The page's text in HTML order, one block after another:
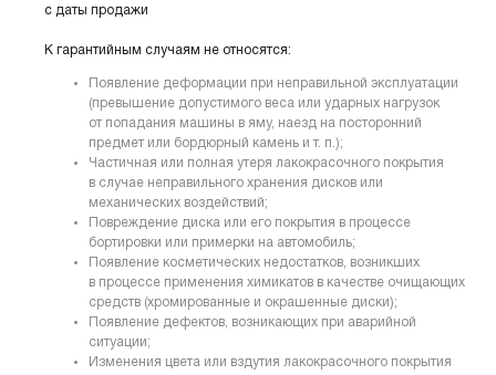
с даты продажи
К гарантийным случаям не относятся:
Появление деформации при неправильной эксплуатации
(превышение допустимого веса или ударных нагрузок
от попадания машины в яму, наезд на посторонний
предмет или бордюрный камень и т. п.);
Частичная или полная утеря лакокрасочного покрытия
в случае неправильного хранения дисков или
механических воздействий;
Повреждение диска или его покрытия в процессе
бортировки или примерки на автомобиль;
Появление косметических недостатков, возникших
в процессе применения химикатов в качестве очищающих
средств (хромированные и окрашенные диски);
Появление дефектов, возникающих при аварийной
ситуации;
Изменения цвета или вздутия лакокрасочного покрытия